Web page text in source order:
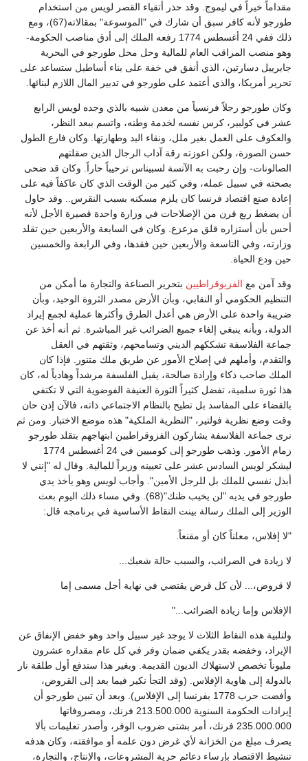
مقداماً خيراً في ليموج. وقد حذر أتقياء القصر لويس من استخدام
طورجو لأنه كافر سبق أن شارك في "الموسوعة" بمقالاته(67)، ومع
ذلك ففي 24 أغسطس 1774 رفعه الملك إلى أدق مناصب الحكومة-
وهو منصب المراقب العام للمالية وحل محل طورجو في البحرية
جابرييل دسارتين، الذي أنفق في خفة على بناء أساطيل ستساعد على
تحرير أمريكا، والذي أعتمد على طورجو في تدبير المال اللازم لبنائها.
وكان طورجو رجلاً فرنسياً من معدن شبيه بالذي وجده لويس الرابع
عشر في كولبير، كرس نفسه لخدمة وطنه، واتسم ببعد النظر،
والعكوف على العمل بغير ملل، ونقاء اليد وطهارتها. وكان فارع الطول
حسن الصورة، ولكن اعوزته رقة آداب الرجال الذين صقلتهم
الصالونات- وإن رحبت به الآنسة لسبيناس ترحيباً حاراً. وكان قد ضحى
بصحته في سبيل عمله، وفي كثير من الوقت الذي كان عاكفاً فيه على
إعادة صنع اقتصاد فرنسا كان يلزم مسكنه بسبب النقرس.. وقد حاول
أن يضغط ربع قرن من الإصلاحات في وزارة واحدة قصيرة الأجل لأنه
أحس بأن أستزاره قلق مزعزع. وكان في السابعة والأربعين حين تقلد
وزارته، وفي التاسعة والأربعين حين فقدها، وفي الرابعة والخمسين
حين ودع الحياة.
وقد آمن مع الفزيوقراطيين بتحرير الصناعة والتجارة ما أمكن من
التنظيم الحكومي أو النقابي، وبأن الأرض مصدر الثروة الوحيد، وبأن
ضريبة واحدة على الأرض هي أعدل الطرق وأكثرها عملية لجمع إيراد
الدولة، وبأنه ينبغي إلغاء جميع الضرائب غير المباشرة. ثم أنه أخذ عن
جماعة الفلاسفة تشككهم الديني وتسامحهم، وثقتهم في العقل
والتقدم، وأملهم في إصلاح الأمور عن طريق ملك متنور. فإذا كان
الملك صاحب ذكاء وإرادة صالحة، يقبل الفلسفة مرشداً وهادياً له، كان
هذا ثورة سلمية، تفضل كثيراً الثورة العنيفة الفوضوية التي لا تكتفي
بالقضاء على المفاسد بل تطيح بالنظام الاجتماعي ذاته، فالآن إذن حان
وقت وضع نظرية فولتير، "النظرية الملكية" هذه موضع الاختبار. ومن ثم
نرى جماعة الفلاسفة يشاركون الفزوقراطيين ابتهاجهم بتقلد طورجو
زمام الأمور. وذهب طورجو إلى كومبيين في 24 أغسطس 1774
ليشكر لويس السادس عشر على تعيينه وزيراً للمالية. وقال له "إنني لا
أبذل نفسي للملك بل للرجل الأمين". وأجاب لويس وهو يأخذ يدي
طورجو في يديه "لن يخيب ظنك"(68). وفي مساء ذلك اليوم بعث
الوزير إلى الملك رسالة بينت النقاط الأساسية في برنامجه قال:
"لا إفلاس، معلناً كان أو مقنعاً.
لا زيادة في الضرائب، والسبب حالة شعبك...
لا قروض،... لأن كل قرض يقتضي في نهاية أجل مسمى إما
الإفلاس وإما زيادة الضرائب..."
ولتلبية هذه النقاط الثلاث لا يوجد غير سبيل واحد وهو خفض الإنفاق عن
الإيراد، وخفضه بقدر يكفي ضمان وفر في كل عام مقداره عشرون
مليوناً تخصص لاستهلاك الديون القديمة. وبغير هذا ستدفع أول طلقة نار
بالدولة إلى هاوية الإفلاس. (وقد التجأ نكير فيما بعد إلى القروض،
وأفضت حرب 1778 بفرنسا إلى الإفلاس). وبعد أن تبين طورجو أن
إيرادات الحكومة السنوية 213.500.000 فرنك، ومصروفاتها
235.000.000 فرنك، أمر بشتى ضروب الوفر، وأصدر تعليمات بألا
يصرف مبلغ من الخزانة لأي غرض دون علمه أو موافقته، وكان هدفه
تنشيط الاقتصاد بإرساء دعائم حرية المشروعات، والإنتاج، والتجارة،